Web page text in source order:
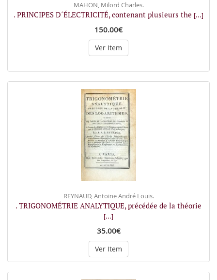
MAHON, Milord Charles.
. PRINCIPES D´ÉLECTRICITÉ, contenant plusieurs the [...]
150.00€
Ver Item
REYNAUD, Antoine André Louis.
. TRIGONOMÉTRIE ANALYTIQUE, précédée de la théorie
[...]
35.00€
Ver Item